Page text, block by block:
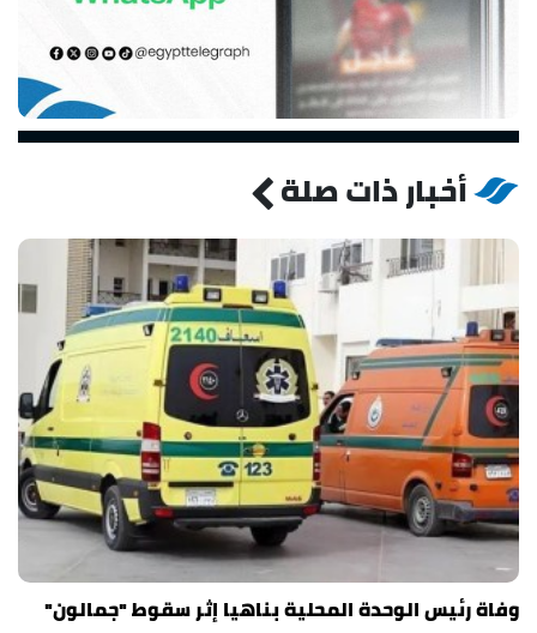
أخبار ذات صلة
وفاة رئيس الوحدة المحلية بناهيا إثر سقوط "جمالون"